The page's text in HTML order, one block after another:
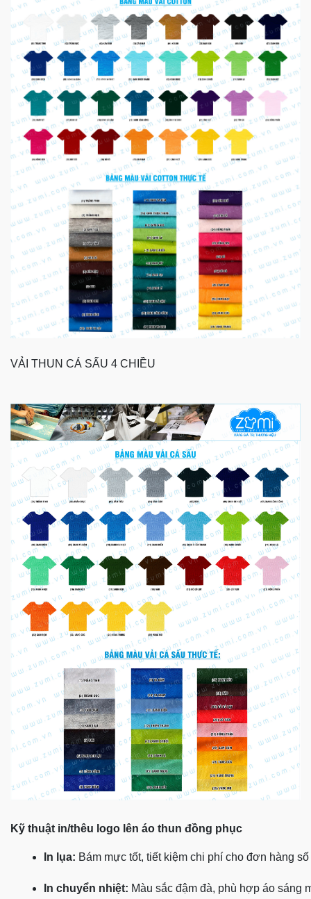
VẢI THUN CÁ SẤU 4 CHIỀU
Kỹ thuật in/thêu logo lên áo thun đồng phục
In lụa: Bám mực tốt, tiết kiệm chi phí cho đơn hàng
In chuyển nhiệt: Màu sắc đậm đà, phù hợp áo sáng